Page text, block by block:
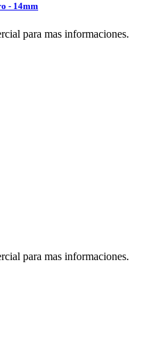
- 14mm
para mas informaciones.
para mas informaciones.